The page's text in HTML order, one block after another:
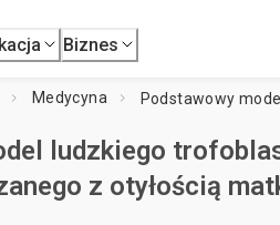
Biznes
Medycyna
ludzkiego
z otyłością